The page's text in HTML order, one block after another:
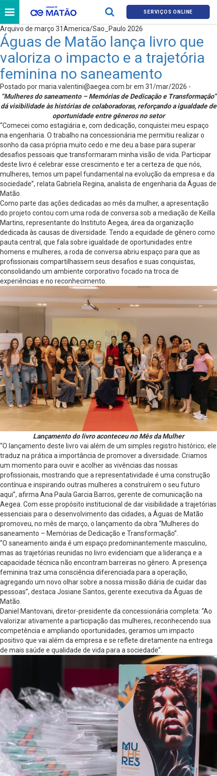
SERVIÇOS ONLINE
Arquivo de março 31America/Sao_Paulo 2026
Águas de Matão lança livro que
valoriza o impacto e a trajetória
feminina no saneamento
Postado pormaria.valentini@aegea.com.brem 31/mar/2026 -
“Mulheres do saneamento – Memórias de Dedicação e Transformação”
dá visibilidade às histórias de colaboradoras, reforçando a igualdade de
oportunidade entre gêneros no setor
“Comecei como estagiária e, com dedicação, conquistei meu espaço
na engenharia. O trabalho na concessionária me permitiu realizar o
sonho da casa própria muito cedo e me deu a base para superar
desafios pessoais que transformaram minha visão de vida. Participar
deste livro é celebrar esse crescimento e ter a certeza de que nós,
mulheres, temos um papel fundamental na evolução da empresa e da
sociedade”, relata Gabriela Regina, analista de engenharia da Águas de
Matão.
Como parte das ações dedicadas ao mês da mulher, a apresentação
do projeto contou com uma roda de conversa sob a mediação de Keilla
Martins, representante do Instituto Aegea, área da organização
dedicada às causas de diversidade. Tendo a equidade de gênero como
pauta central, que fala sobre igualdade de oportunidades entre
homens e mulheres, a roda de conversa abriu espaço para que as
profissionais compartilhassem seus desafios e suas conquistas,
consolidando um ambiente corporativo focado na troca de
experiências e no reconhecimento.
Lançamento do livro aconteceu no Mês da Mulher
“O lançamento deste livro vai além de um simples registro histórico; ele
traduz na prática a importância de promover a diversidade. Criamos
um momento para ouvir e acolher as vivências das nossas
profissionais, mostrando que a representatividade é uma construção
contínua e inspirando outras mulheres a construírem o seu futuro
aqui”, afirma Ana Paula Garcia Barros, gerente de comunicação na
Aegea. Com esse propósito institucional de dar visibilidade a trajetórias
essenciais para o desenvolvimento das cidades, a Águas de Matão
promoveu, no mês de março, o lançamento da obra “Mulheres do
saneamento – Memórias de Dedicação e Transformação”.
“O saneamento ainda é um espaço predominantemente masculino,
mas as trajetórias reunidas no livro evidenciam que a liderança e a
capacidade técnica não encontram barreiras no gênero. A presença
feminina traz uma consciência diferenciada para a operação,
agregando um novo olhar sobre a nossa missão diária de cuidar das
pessoas”, destaca Josiane Santos, gerente executiva da Águas de
Matão.
Daniel Mantovani, diretor-presidente da concessionária completa: “Ao
valorizar ativamente a participação das mulheres, reconhecendo sua
competência e ampliando oportunidades, geramos um impacto
positivo que vai além da empresa e se reflete diretamente na entrega
de mais saúde e qualidade de vida para a sociedade”.